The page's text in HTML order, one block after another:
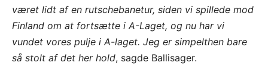
været lidt af en rutschebanetur, siden vi spillede mod
Finland om at fortsætte i A-Laget, og nu har vi
vundet vores pulje i A-laget. Jeg er simpelthen bare
så stolt af det her hold, sagde Ballisager.